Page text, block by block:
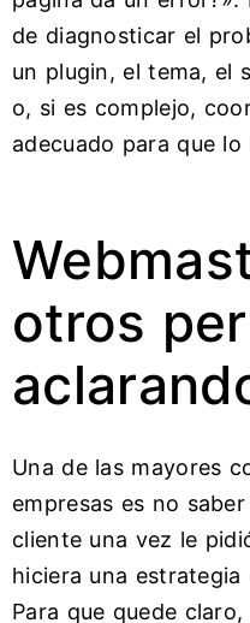
de diagnosticar el
un plugin, el tema, el
o, si es complejo,
adecuado para que lo
otros
Una de las mayores
empresas es no
cliente una vez le
hiciera una
Para que quede